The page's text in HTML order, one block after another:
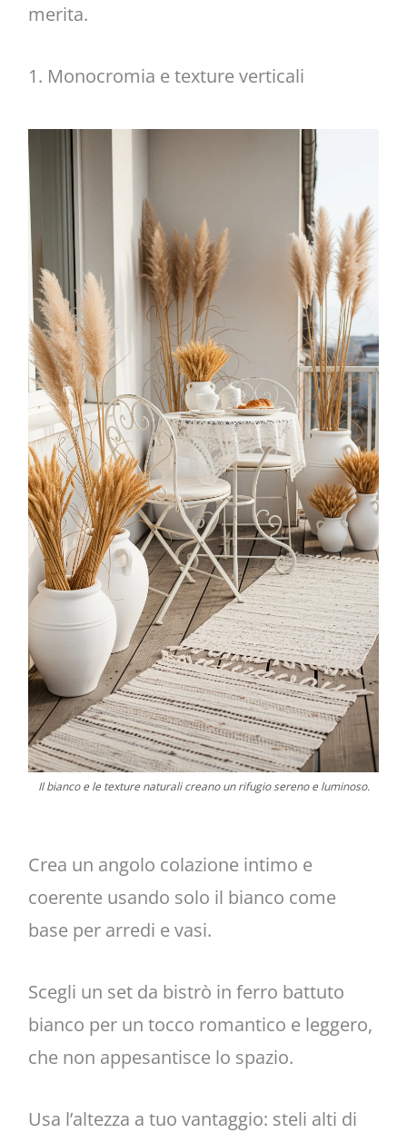
merita.
1. Monocromia e texture verticali
Il bianco e le texture naturali creano un rifugio sereno e luminoso.
Crea un angolo colazione intimo e
coerente usando solo il bianco come
base per arredi e vasi.
Scegli un set da bistrò in ferro battuto
bianco per un tocco romantico e leggero,
che non appesantisce lo spazio.
Usa l’altezza a tuo vantaggio: steli alti di